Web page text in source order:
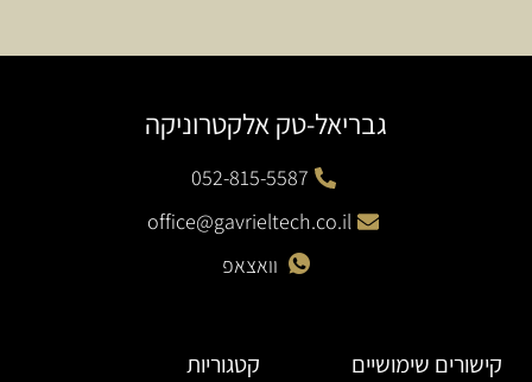
גבריאל-טק אלקטרוניקה
052-815-5587
office@gavrieltech.co.il
וואצאפ
קישורים שימושיים קטגוריות